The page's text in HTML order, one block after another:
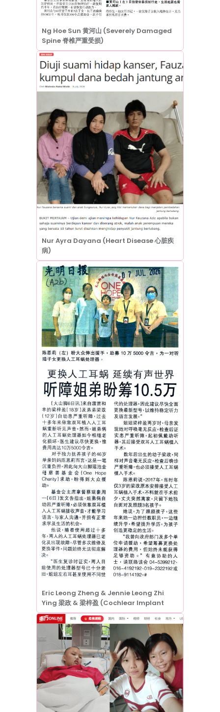
Ng Hoe Sun 黄河山 (Severely Damaged
Spine 脊椎严重受损)
Nur Ayra Dayana (Heart Disease 心脏疾
病)
Eric Leong Zheng & Jennie Leong Zhi
Ying 梁政 & 梁梓盈 (Cochlear Implant
Processors 人工耳蜗处理器)